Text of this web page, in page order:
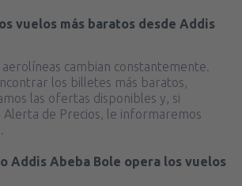
vuelos más baratos desde Addis
cambian constantemente.
los billetes más baratos,
las ofertas disponibles y, si
Alerta de Precios, le informaremos
Addis Abeba Bole opera los vuelos